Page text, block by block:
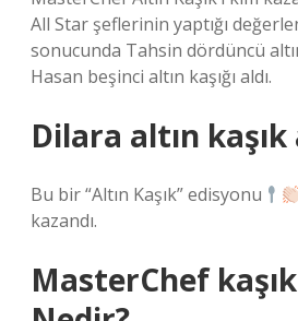
All Star şeflerinin yaptığı
sonucunda Tahsin dördüncü
Hasan beşinci altın kaşığı aldı.
Dilara altın kaşık
Bu bir “Altın Kaşık” edisyonu
kazandı.
MasterChef